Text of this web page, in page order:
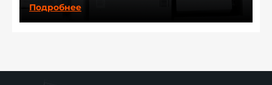
Подробнее